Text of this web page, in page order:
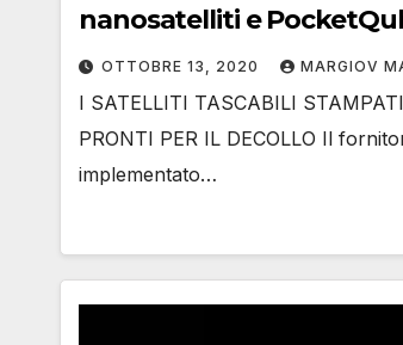
nanosatelliti e
OTTOBRE 13, 2020 MARGIOV
I SATELLITI TASCABILI
PRONTI PER IL DECOLLO Il
implementato…